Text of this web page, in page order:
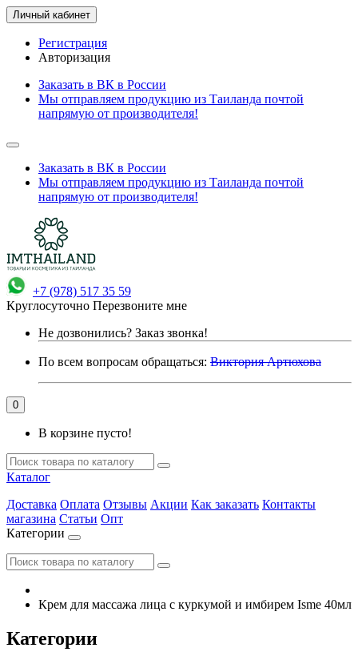
Личный кабинет
Регистрация
Авторизация
Заказать в ВК в России
Мы отправляем продукцию из Таиланда почтой
напрямую от производителя!
Заказать в ВК в России
Мы отправляем продукцию из Таиланда почтой
напрямую от производителя!
+7 (978) 517 35 59
Круглосуточно Перезвоните мне
Не дозвонились? Заказ звонка!
По всем вопросам обращаться: Виктория Артюхова
0
В корзине пусто!
Каталог
Доставка Оплата Отзывы Акции Как заказать Контакты
магазина Статьи Опт
Категории
Крем для массажа лица с куркумой и имбирем Isme 40мл
Категории